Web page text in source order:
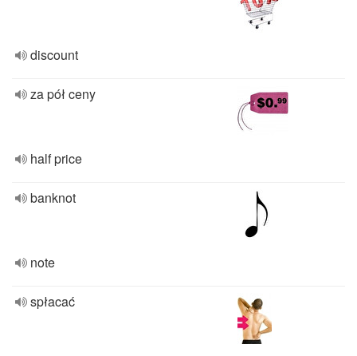
discount
za pół ceny
half price
banknot
note
spłacać